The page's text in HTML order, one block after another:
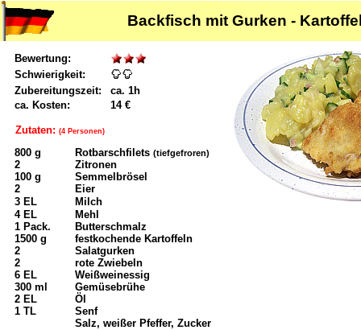
Backfisch mit Gurken -
Bewertung:
Schwierigkeit:
Zubereitungszeit:
ca. 1h
ca. Kosten:
14 €
Zutaten: (4 Personen)
800 g Rotbarschfilets (tiefgefroren)
2
Zitronen
100 g
Semmelbrösel
2
Eier
3 EL
Milch
4 EL
Mehl
1 Pack.
Butterschmalz
1500 g
festkochende Kartoffeln
2
Salatgurken
2
rote Zwiebeln
6 EL
Weißweinessig
300 ml
Gemüsebrühe
2 EL
Öl
1 TL
Senf
Salz, weißer Pfeffer, Zucker